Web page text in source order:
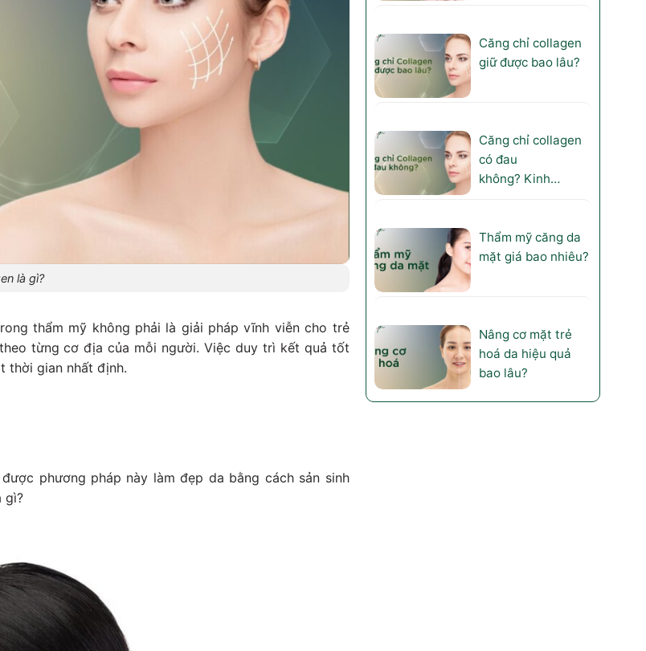
là gì?
thẩm mỹ không phải là giải pháp vĩnh viễn cho trẻ
từng cơ địa của mỗi người. Việc duy trì kết quả tốt
thời gian nhất định.
phương pháp này làm đẹp da bằng cách sản sinh
gì?
Căng chỉ collagen
giữ được bao lâu?
Căng chỉ collagen
có đau
không? Kinh
Thẩm mỹ căng da
mặt giá bao nhiêu?
Nâng cơ mặt trẻ
hoá da hiệu quả
bao lâu?